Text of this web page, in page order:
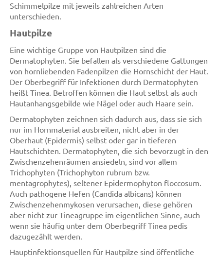
Schimmelpilze mit jeweils zahlreichen Arten
unterschieden.
Hautpilze
Eine wichtige Gruppe von Hautpilzen sind die
Dermatophyten. Sie befallen als verschiedene Gattungen
von hornliebenden Fadenpilzen die Hornschicht der Haut.
Der Oberbegriff für Infektionen durch Dermatophyten
heißt Tinea. Betroffen können die Haut selbst als auch
Hautanhangsgebilde wie Nägel oder auch Haare sein.
Dermatophyten zeichnen sich dadurch aus, dass sie sich
nur im Hornmaterial ausbreiten, nicht aber in der
Oberhaut (Epidermis) selbst oder gar in tieferen
Hautschichten. Dermatophyten, die sich bevorzugt in den
Zwischenzehenräumen ansiedeln, sind vor allem
Trichophyten (Trichophyton rubrum bzw.
mentagrophytes), seltener Epidermophyton floccosum.
Auch pathogene Hefen (Candida albicans) können
Zwischenzehenmykosen verursachen, diese gehören
aber nicht zur Tineagruppe im eigentlichen Sinne, auch
wenn sie häufig unter dem Oberbegriff Tinea pedis
dazugezählt werden.
Hauptinfektionsquellen für Hautpilze sind öffentliche